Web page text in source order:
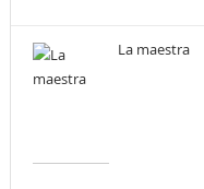
La maestra